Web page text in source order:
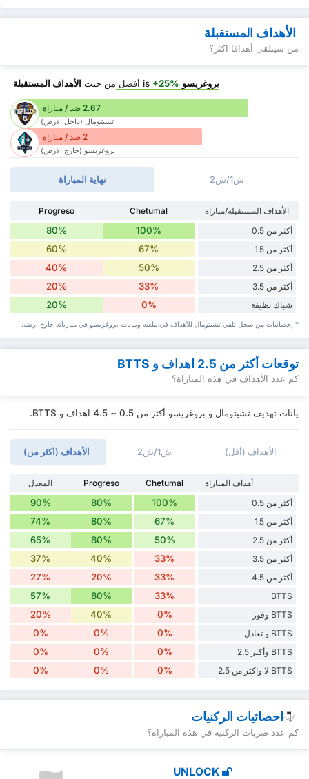
الأهداف المستقبلة
من سيتلقى أهدافا اكثر؟
بروغريسو +25% أفضل من حيث الأهداف المستقبلة
2.67 ضد / مباراة
تشيتومال (داخل الارض)
2 ضد / مباراة
بروغريسو (خارج الارض)
نهاية المباراة ش1/ش2
الأهداف المستقبلة/مباراة Chetumal
Progreso
أكثر من 0.5
100%
80%
أكثر من 1.5 67%
60%
أكثر من 2.5 50%
40%
أكثر من 3.5 33%
20%
شباك نظيفة 0%
20%
* إحصائيات من سجل تلقي تشيتومال للأهداف في ملعبه وبيانات بروغريسو في مبارياته خارج أرضه.
توقعات أكثر من 2.5 اهداف و BTTS
كم عدد الأهداف في هذه المباراة؟
يانات تهديف تشيتومال و بروغريسو أكثر من 0.5 ~ 4.5 اهداف و BTTS.
الأهداف (اكثر من) ش1/ش2 الأهداف (أقل)
أهداف المباراة Chetumal
Progreso
المعدل
أكثر من 0.5
100%
80%
90%
أكثر من 1.5 67%
80%
74%
أكثر من 2.5 50%
80%
65%
أكثر من 3.5 33%
40%
37%
أكثر من 4.5 33%
20%
27%
BTTS
33%
80%
57%
BTTS وفوز 0%
40%
20%
BTTS و تعادل 0%
0%
0%
BTTS وأكثر 2.5 0%
0%
0%
BTTS لا واكثر من 2.5 0%
0%
0%
احصائيات الركنيات
كم عدد ضربات الركنية في هذه المباراة؟
UNLOCK